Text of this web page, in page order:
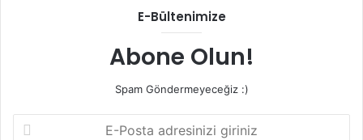
E-Bültenimize
Abone Olun!
Spam Göndermeyeceğiz :)